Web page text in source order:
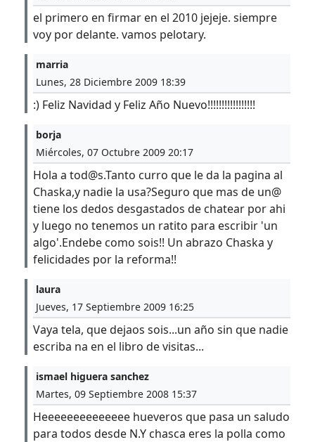
el primero en firmar en el 2010 jejeje. siempre
voy por delante. vamos pelotary.
marria
Lunes, 28 Diciembre 2009 18:39
:) Feliz Navidad y Feliz Año Nuevo!!!!!!!!!!!!!!!!!
borja
Miércoles, 07 Octubre 2009 20:17
Hola a tod@s.Tanto curro que le da la pagina al
Chaska,y nadie la usa?Seguro que mas de un@
tiene los dedos desgastados de chatear por ahi
y luego no tenemos un ratito para escribir 'un
algo'.Endebe como sois!! Un abrazo Chaska y
felicidades por la reforma!!
laura
Jueves, 17 Septiembre 2009 16:25
Vaya tela, que dejaos sois...un año sin que nadie
escriba na en el libro de visitas...
ismael higuera sanchez
Martes, 09 Septiembre 2008 15:37
Heeeeeeeeeeeeee hueveros que pasa un saludo
para todos desde N.Y chasca eres la polla como